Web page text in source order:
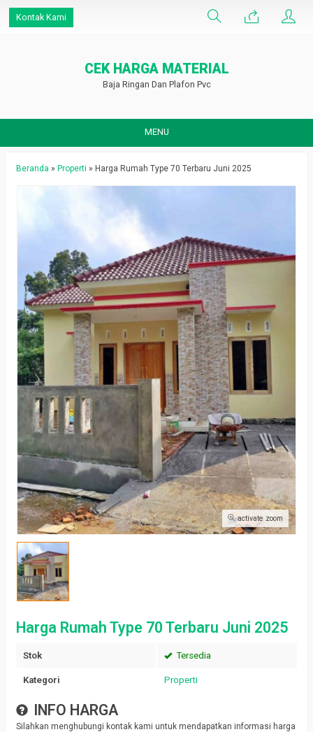
Kontak Kami
CEK HARGA MATERIAL
Baja Ringan Dan Plafon Pvc
MENU
Beranda » Properti » Harga Rumah Type 70 Terbaru Juni 2025
activate zoom
Harga Rumah Type 70 Terbaru Juni 2025
Stok Tersedia
Kategori Properti
INFO HARGA
Silahkan menghubungi kontak kami untuk mendapatkan informasi harga